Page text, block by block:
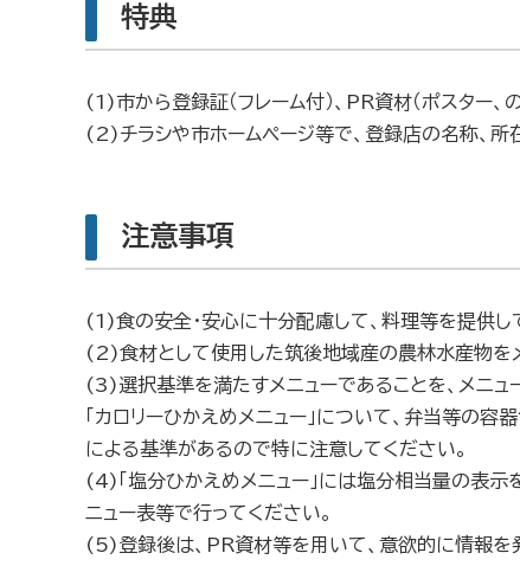
特典
(1)市から登録証（フレーム付）、PR資材（ポスター、
(2)チラシや市ホームページ等で、登録店の名称、所
注意事項
(1)食の安全・安心に十分配慮して、料理等を提供し
(2)食材として使用した筑後地域産の農林水産物を
(3)選択基準を満たすメニューであることを、メニュ
「カロリーひかえめメニュー」について、弁当等の
による基準があるので特に注意してください。
(4)「塩分ひかえめメニュー」には塩分相当量の表示
ニュー表等で行ってください。
(5)登録後は、PR資材等を用いて、意欲的に情報を